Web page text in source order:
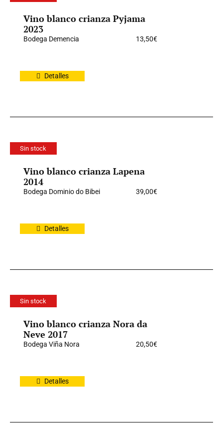
Vino blanco crianza Pyjama
2023
Bodega Demencia 13,50€
Detalles
Sin stock
Vino blanco crianza Lapena
2014
Bodega Dominio do Bibei 39,00€
Detalles
Sin stock
Vino blanco crianza Nora da
Neve 2017
Bodega Viña Nora 20,50€
Detalles